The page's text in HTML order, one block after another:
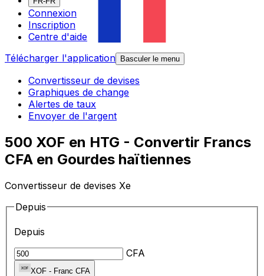
Connexion
Inscription
Centre d'aide
Télécharger l'application
Basculer le menu
Convertisseur de devises
Graphiques de change
Alertes de taux
Envoyer de l'argent
500 XOF en HTG - Convertir Francs
CFA en Gourdes haïtiennes
Convertisseur de devises Xe
Depuis
Depuis
CFA
XOF - Franc CFA